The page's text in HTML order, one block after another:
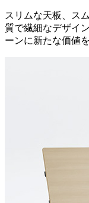
スリムな天板、ス
質で繊細なデザイ
ーンに新たな価値